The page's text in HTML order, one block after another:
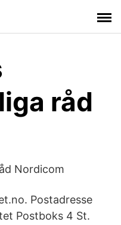
råd
Nordicom
Postadresse
Postboks 4 St.